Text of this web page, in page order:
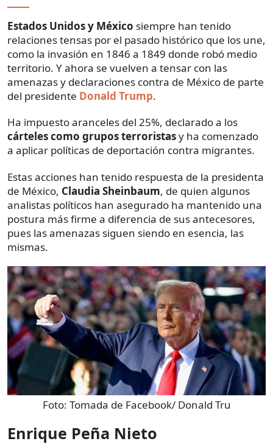
Estados Unidos y México siempre han tenido
relaciones tensas por el pasado histórico que los une,
como la invasión en 1846 a 1849 donde robó medio
territorio. Y ahora se vuelven a tensar con las
amenazas y declaraciones contra de México de parte
del presidente Donald Trump.
Ha impuesto aranceles del 25%, declarado a los
cárteles como grupos terroristasy ha comenzado
a aplicar políticas de deportación contra migrantes.
Estas acciones han tenido respuesta de la presidenta
de México, Claudia Sheinbaum, de quien algunos
analistas políticos han asegurado ha mantenido una
postura más firme a diferencia de sus antecesores,
pues las amenazas siguen siendo en esencia, las
mismas.
Foto: Tomada de Facebook/ Donald Tru
Enrique Peña Nieto